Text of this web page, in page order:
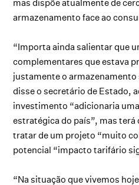
mas dispõe atualmente de
armazenamento face ao
“Importa ainda salientar que
complementares que estava
justamente o
disse o secretário de Estado,
investimento “adicionaria
estratégica do país”, mas terá
tratar de um projeto “muito
potencial “impacto tarifário
“Na situação que vivemos